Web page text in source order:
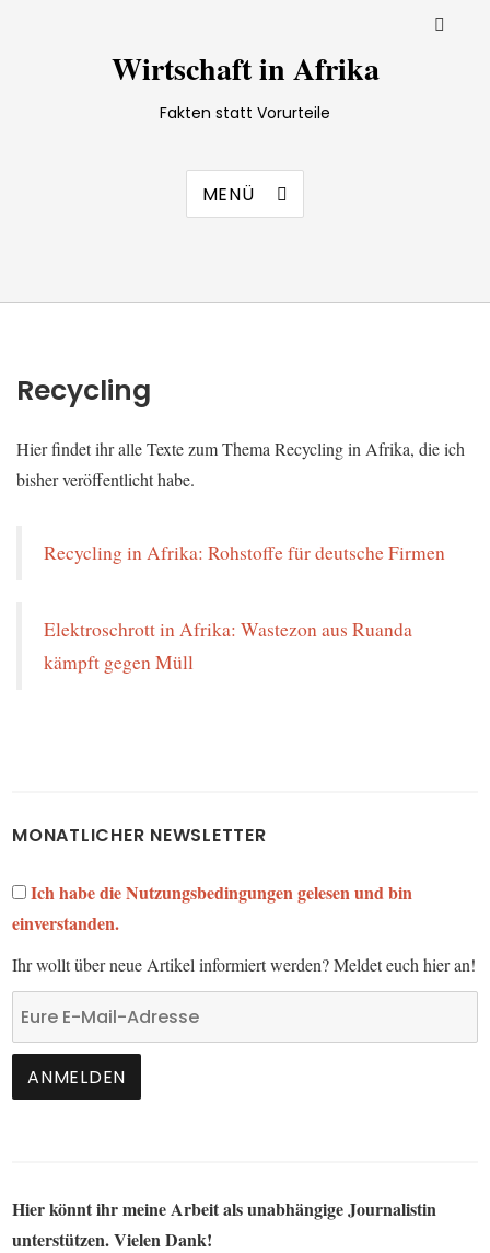
Wirtschaft in Afrika
Fakten statt Vorurteile
MENÜ
Recycling
Hier findet ihr alle Texte zum Thema Recycling in Afrika, die ich
bisher veröffentlicht habe.
Recycling in Afrika: Rohstoffe für deutsche Firmen
Elektroschrott in Afrika: Wastezon aus Ruanda
kämpft gegen Müll
MONATLICHER NEWSLETTER
Ich habe die Nutzungsbedingungen gelesen und bin
einverstanden.
Ihr wollt über neue Artikel informiert werden? Meldet euch hier an!
Hier könnt ihr meine Arbeit als unabhängige Journalistin
unterstützen. Vielen Dank!